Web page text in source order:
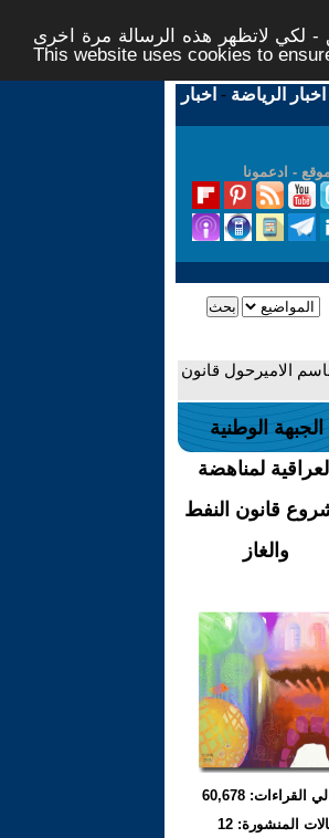
لكي لاتظهر هذه الرسالة مرة اخرى -
This website uses cookies to
اخبار الرياضة - اخبار
- ادعمونا
الاميرحول قانون
الجبهة الوطنية
العراقية لمناهضة
قانون النفط
والغاز
القراءات: 60,678
المنشورة: 12